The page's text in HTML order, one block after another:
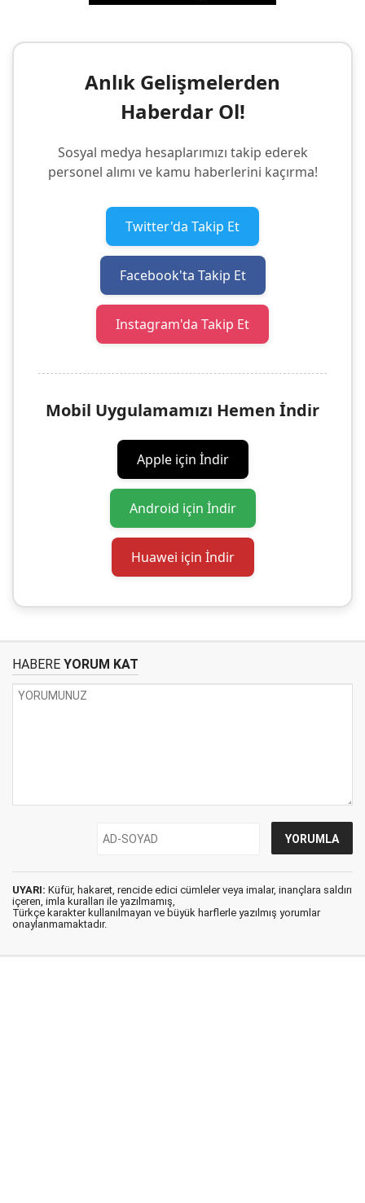
Anlık Gelişmelerden
Haberdar Ol!
Sosyal medya hesaplarımızı takip ederek
personel alımı ve kamu haberlerini kaçırma!
Twitter'da Takip Et
Facebook'ta Takip Et
Instagram'da Takip Et
Mobil Uygulamamızı Hemen İndir
Apple için İndir
Android için İndir
Huawei için İndir
HABERE YORUM KAT
UYARI: Küfür, hakaret, rencide edici cümleler veya imalar, inançlara saldırı
içeren, imla kuralları ile yazılmamış,
Türkçe karakter kullanılmayan ve büyük harflerle yazılmış yorumlar
onaylanmamaktadır.